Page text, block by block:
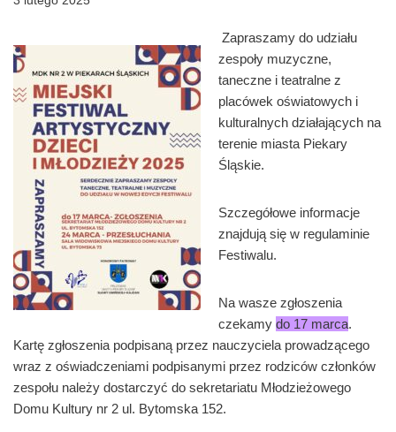
Zapraszamy do udziału
zespoły muzyczne,
taneczne i teatralne z
placówek oświatowych i
kulturalnych działających na
terenie miasta Piekary
Śląskie.
Szczegółowe informacje
znajdują się w regulaminie
Festiwalu.
Na wasze zgłoszenia
czekamy do 17 marca.
Kartę zgłoszenia podpisaną przez nauczyciela prowadzącego
wraz z oświadczeniami podpisanymi przez rodziców członków
zespołu należy dostarczyć do sekretariatu Młodzieżowego
Domu Kultury nr 2 ul. Bytomska 152.